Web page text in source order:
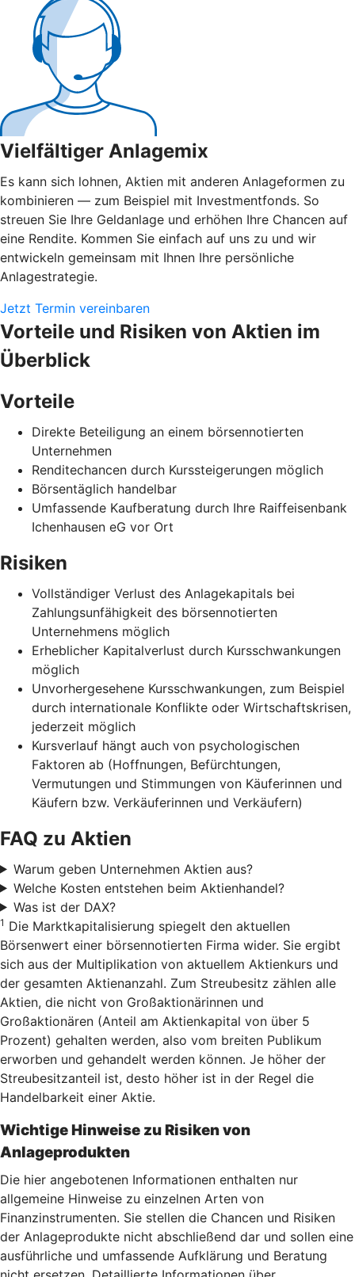
Vielfältiger Anlagemix
Es kann sich lohnen, Aktien mit anderen Anlageformen zu
kombinieren — zum Beispiel mit Investmentfonds. So
streuen Sie Ihre Geldanlage und erhöhen Ihre Chancen auf
eine Rendite. Kommen Sie einfach auf uns zu und wir
entwickeln gemeinsam mit Ihnen Ihre persönliche
Anlagestrategie.
Jetzt Termin vereinbaren
Vorteile und Risiken von Aktien im
Überblick
Vorteile
Direkte Beteiligung an einem börsennotierten
Unternehmen
Renditechancen durch Kurssteigerungen möglich
Börsentäglich handelbar
Umfassende Kaufberatung durch Ihre Raiffeisenbank
Ichenhausen eG vor Ort
Risiken
Vollständiger Verlust des Anlagekapitals bei
Zahlungsunfähigkeit des börsennotierten
Unternehmens möglich
Erheblicher Kapitalverlust durch Kursschwankungen
möglich
Unvorhergesehene Kursschwankungen, zum Beispiel
durch internationale Konflikte oder Wirtschaftskrisen,
jederzeit möglich
Kursverlauf hängt auch von psychologischen
Faktoren ab (Hoffnungen, Befürchtungen,
Vermutungen und Stimmungen von Käuferinnen und
Käufern bzw. Verkäuferinnen und Verkäufern)
FAQ zu Aktien
Warum geben Unternehmen Aktien aus?
Welche Kosten entstehen beim Aktienhandel?
Was ist der DAX?
1 Die Marktkapitalisierung spiegelt den aktuellen
Börsenwert einer börsennotierten Firma wider. Sie ergibt
sich aus der Multiplikation von aktuellem Aktienkurs und
der gesamten Aktienanzahl. Zum Streubesitz zählen alle
Aktien, die nicht von Großaktionärinnen und
Großaktionären (Anteil am Aktienkapital von über 5
Prozent) gehalten werden, also vom breiten Publikum
erworben und gehandelt werden können. Je höher der
Streubesitzanteil ist, desto höher ist in der Regel die
Handelbarkeit einer Aktie.
Wichtige Hinweise zu Risiken von
Anlageprodukten
Die hier angebotenen Informationen enthalten nur
allgemeine Hinweise zu einzelnen Arten von
Finanzinstrumenten. Sie stellen die Chancen und Risiken
der Anlageprodukte nicht abschließend dar und sollen eine
ausführliche und umfassende Aufklärung und Beratung